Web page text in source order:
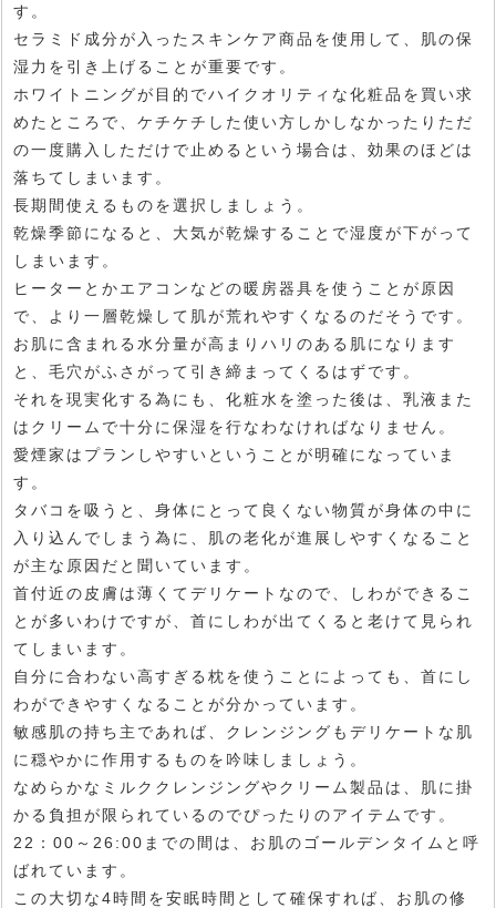
す。
セラミド成分が入ったスキンケア商品を使用して、肌の保
湿力を引き上げることが重要です。
ホワイトニングが目的でハイクオリティな化粧品を買い求
めたところで、ケチケチした使い方しかしなかったりただ
の一度購入しただけで止めるという場合は、効果のほどは
落ちてしまいます。
長期間使えるものを選択しましょう。
乾燥季節になると、大気が乾燥することで湿度が下がって
しまいます。
ヒーターとかエアコンなどの暖房器具を使うことが原因
で、より一層乾燥して肌が荒れやすくなるのだそうです。
お肌に含まれる水分量が高まりハリのある肌になります
と、毛穴がふさがって引き締まってくるはずです。
それを現実化する為にも、化粧水を塗った後は、乳液また
はクリームで十分に保湿を行なわなければなりません。
愛煙家はプランしやすいということが明確になっていま
す。
タバコを吸うと、身体にとって良くない物質が身体の中に
入り込んでしまう為に、肌の老化が進展しやすくなること
が主な原因だと聞いています。
首付近の皮膚は薄くてデリケートなので、しわができるこ
とが多いわけですが、首にしわが出てくると老けて見られ
てしまいます。
自分に合わない高すぎる枕を使うことによっても、首にし
わができやすくなることが分かっています。
敏感肌の持ち主であれば、クレンジングもデリケートな肌
に穏やかに作用するものを吟味しましょう。
なめらかなミルククレンジングやクリーム製品は、肌に掛
かる負担が限られているのでぴったりのアイテムです。
22：00～26:00までの間は、お肌のゴールデンタイムと呼
ばれています。
この大切な4時間を安眠時間として確保すれば、お肌の修